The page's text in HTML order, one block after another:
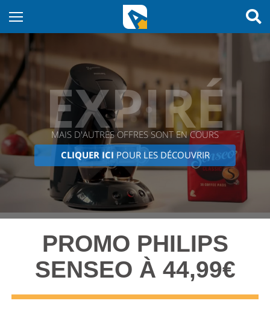
EXPIRÉ
MAIS D'AUTRES OFFRES SONT EN COURS
CLIQUER ICI POUR LES DÉCOUVRIR
PROMO PHILIPS
SENSEO À 44,99€